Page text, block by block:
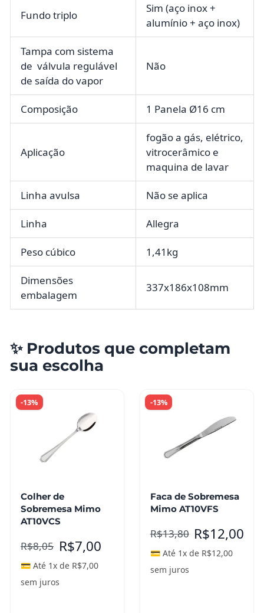
Fundo triplo
Sim (aço inox +
alumínio + aço inox)
Tampa com sistema
de válvula regulável
de saída do vapor
Não
Composição 1 Panela Ø16 cm
Aplicação
fogão a gás, elétrico,
vitrocerâmico e
maquina de lavar
Linha avulsa Não se aplica
Linha Allegra
Peso cúbico 1,41kg
Dimensões
embalagem
337x186x108mm
✨ Produtos que completam
sua escolha
-13%
Colher de
Sobremesa Mimo
AT10VCS
R$8,05 R$7,00
💳 Até 1x de R$7,00
sem juros
-13%
Faca de Sobremesa
Mimo AT10VFS
R$13,80 R$12,00
💳 Até 1x de R$12,00
sem juros